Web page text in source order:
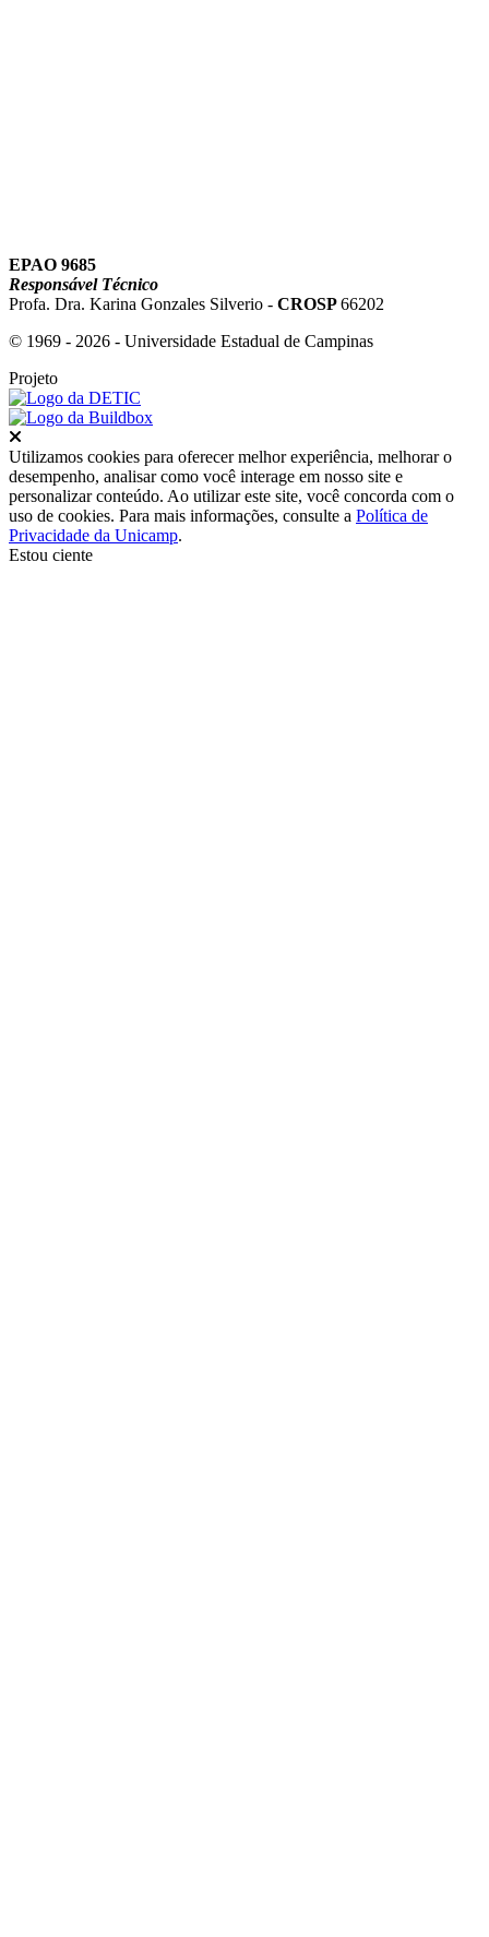
EPAO 9685
Responsável Técnico
Profa. Dra. Karina Gonzales Silverio - CROSP66202
© 1969 - 2026 - Universidade Estadual de Campinas
Projeto
Utilizamos cookies para oferecer melhor experiência, melhorar o
desempenho, analisar como você interage em nosso site e
personalizar conteúdo. Ao utilizar este site, você concorda com o
uso de cookies. Para mais informações, consulte a Política de
Privacidade da Unicamp.
Estou ciente